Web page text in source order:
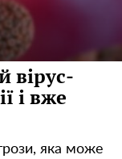
вірус-
і вже
яка може